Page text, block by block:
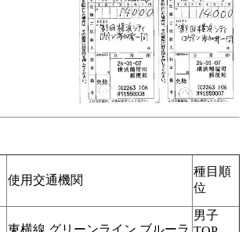
使用交通機関
種目順
位
東横線 グリーンライン ブルーラ
男子